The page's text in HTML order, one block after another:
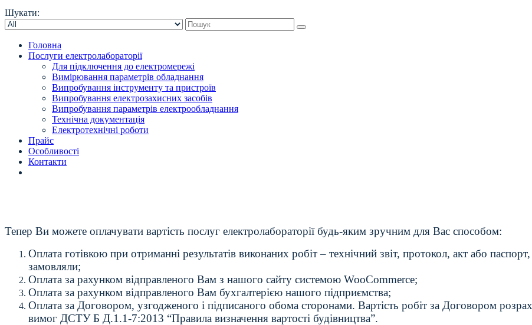
Шукати:
Головна
Послуги електролабораторії
Для підключення до електромережі
Вимірювання параметрів обладнання
Випробування інструменту та пристроїв
Випробування електрозахисних засобів
Випробування параметрів електрообладнання
Технічна документація
Електротехнічні роботи
Прайс
Особливості
Контакти
Тепер Ви можете оплачувати вартість послуг електролабораторії будь-яким зручним для Вас способом:
Оплата готівкою при отриманні результатів виконаних робіт – технічний звіт, протокол, акт або
замовляли;
Оплата за рахунком відправленого Вам з нашого сайту системою WooCommerce;
Оплата за рахунком відправленого Вам бухгалтерією нашого підприємства;
Оплата за Договором, узгодженого і підписаного обома сторонами. Вартість робіт за Договором
вимог ДСТУ Б Д.1.1-7:2013 “Правила визначення вартості будівництва”.